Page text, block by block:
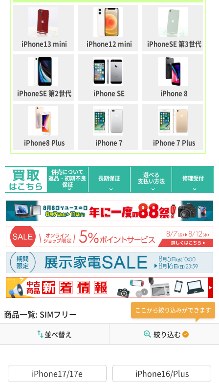
iPhone13 mini iPhone12 mini iPhoneSE 第3世代
iPhoneSE 第2世代 iPhone SE iPhone 8
iPhone8 Plus iPhone 7 iPhone 7 Plus
併売について
返品・初期不良
保証
長期保証 選べる
支払い方法 修理受付
商品一覧: SIMフリー ここから絞り込みができます
絞り込む
並べ替え
iPhone17/17e iPhone16/Plus